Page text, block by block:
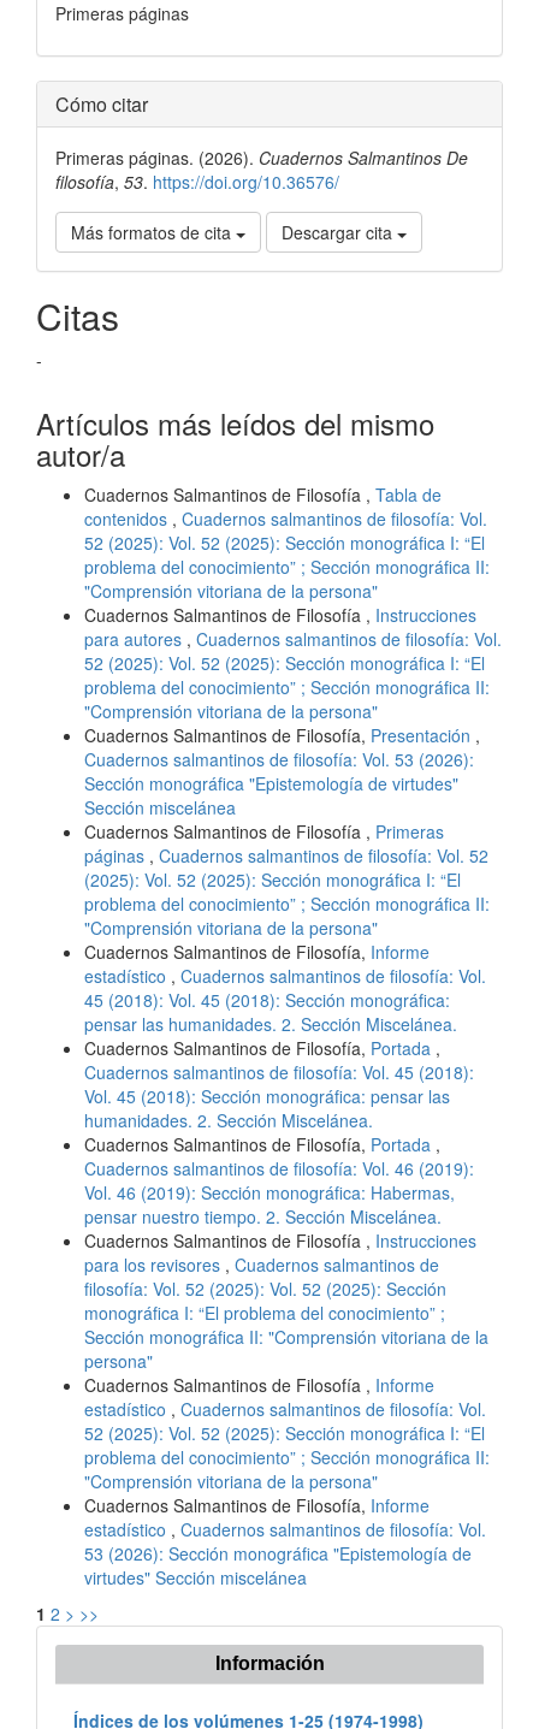
Primeras páginas
Detalles
del
artículo
Cómo citar
Primeras páginas. (2026). Cuadernos Salmantinos De
filosofía, 53. https://doi.org/10.36576/
Más formatos de cita Descargar cita
Citas
-
Artículos más leídos del mismo
autor/a
Cuadernos Salmantinos de Filosofía , Tabla de
contenidos , Cuadernos salmantinos de filosofía: Vol.
52 (2025): Vol. 52 (2025): Sección monográfica I: “El
problema del conocimiento” ; Sección monográfica II:
"Comprensión vitoriana de la persona"
Cuadernos Salmantinos de Filosofía , Instrucciones
para autores , Cuadernos salmantinos de filosofía: Vol.
52 (2025): Vol. 52 (2025): Sección monográfica I: “El
problema del conocimiento” ; Sección monográfica II:
"Comprensión vitoriana de la persona"
Cuadernos Salmantinos de Filosofía, Presentación ,
Cuadernos salmantinos de filosofía: Vol. 53 (2026):
Sección monográfica "Epistemología de virtudes"
Sección miscelánea
Cuadernos Salmantinos de Filosofía , Primeras
páginas , Cuadernos salmantinos de filosofía: Vol. 52
(2025): Vol. 52 (2025): Sección monográfica I: “El
problema del conocimiento” ; Sección monográfica II:
"Comprensión vitoriana de la persona"
Cuadernos Salmantinos de Filosofía, Informe
estadístico , Cuadernos salmantinos de filosofía: Vol.
45 (2018): Vol. 45 (2018): Sección monográfica:
pensar las humanidades. 2. Sección Miscelánea.
Cuadernos Salmantinos de Filosofía, Portada ,
Cuadernos salmantinos de filosofía: Vol. 45 (2018):
Vol. 45 (2018): Sección monográfica: pensar las
humanidades. 2. Sección Miscelánea.
Cuadernos Salmantinos de Filosofía, Portada ,
Cuadernos salmantinos de filosofía: Vol. 46 (2019):
Vol. 46 (2019): Sección monográfica: Habermas,
pensar nuestro tiempo. 2. Sección Miscelánea.
Cuadernos Salmantinos de Filosofía , Instrucciones
para los revisores , Cuadernos salmantinos de
filosofía: Vol. 52 (2025): Vol. 52 (2025): Sección
monográfica I: “El problema del conocimiento” ;
Sección monográfica II: "Comprensión vitoriana de la
persona"
Cuadernos Salmantinos de Filosofía , Informe
estadístico , Cuadernos salmantinos de filosofía: Vol.
52 (2025): Vol. 52 (2025): Sección monográfica I: “El
problema del conocimiento” ; Sección monográfica II:
"Comprensión vitoriana de la persona"
Cuadernos Salmantinos de Filosofía, Informe
estadístico , Cuadernos salmantinos de filosofía: Vol.
53 (2026): Sección monográfica "Epistemología de
virtudes" Sección miscelánea
1 2 > >>
Información
Índices de los volúmenes 1-25 (1974-1998)